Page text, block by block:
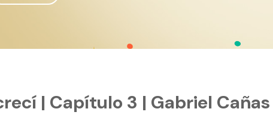
| Capítulo 3 | Gabriel Cañas